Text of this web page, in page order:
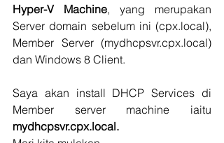
Hyper-V Machine, yang merupakan
Server domain sebelum ini (cpx.local),
Member Server (mydhcpsvr.cpx.local)
dan Windows 8 Client.
Saya akan install DHCP Services di
mydhcpsvr.cpx.local.